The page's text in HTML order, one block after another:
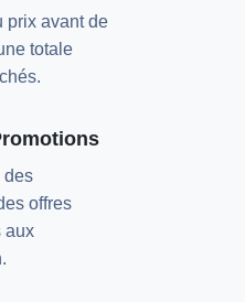
prix avant de
totale
des
offres
aux